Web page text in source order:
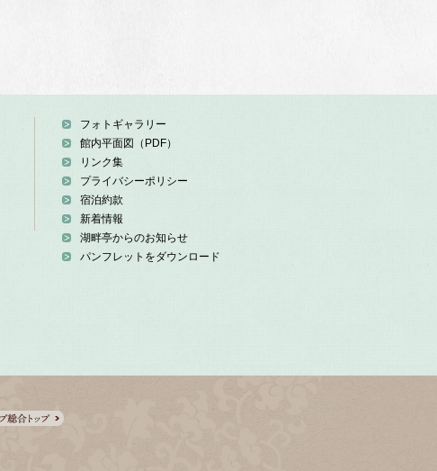
フォトギャラリー
館内平面図（PDF）
リンク集
プライバシーポリシー
宿泊約款
新着情報
湖畔亭からのお知らせ
パンフレットをダウンロード